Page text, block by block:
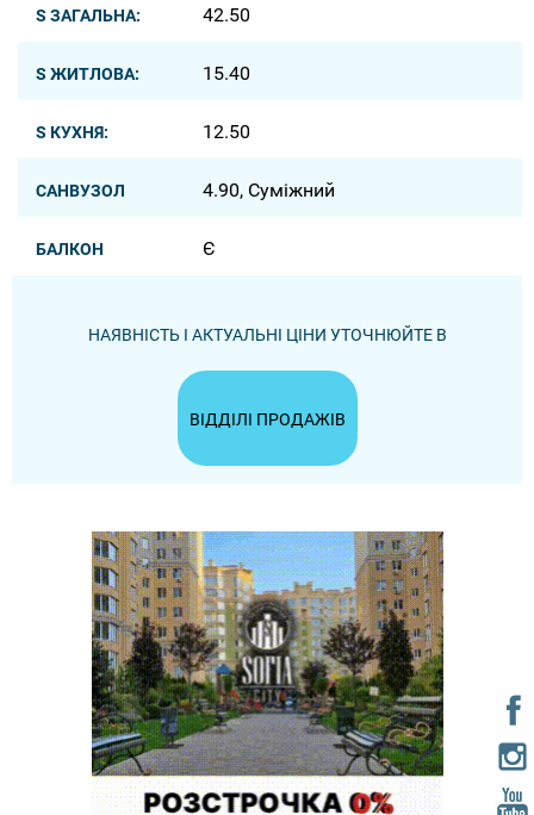
S ЗАГАЛЬНА: 42.50
S ЖИТЛОВА: 15.40
S КУХНЯ: 12.50
САНВУЗОЛ 4.90, Суміжний
БАЛКОН Є
НАЯВНІСТЬ І АКТУАЛЬНІ ЦІНИ УТОЧНЮЙТЕ В
ВІДДІЛІ ПРОДАЖІВ